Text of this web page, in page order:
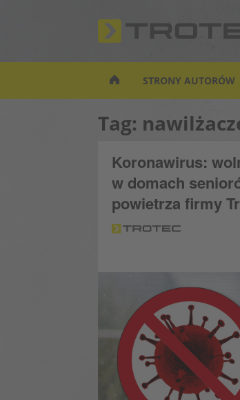
m
STRONY AUTORÓW
Tag:
Koronawirus:
w domach
powietrza firmy